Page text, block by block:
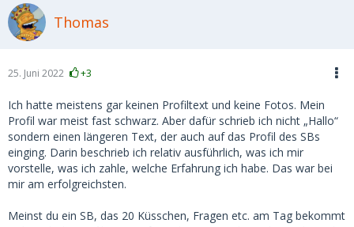
Thomas
25. Juni 2022 +3
Ich hatte meistens gar keinen Profiltext und keine Fotos. Mein
Profil war meist fast schwarz. Aber dafür schrieb ich nicht „Hallo“
sondern einen längeren Text, der auch auf das Profil des SBs
einging. Darin beschrieb ich relativ ausführlich, was ich mir
vorstelle, was ich zahle, welche Erfahrung ich habe. Das war bei
mir am erfolgreichsten.
Meinst du ein SB, das 20 Küsschen, Fragen etc. am Tag bekommt